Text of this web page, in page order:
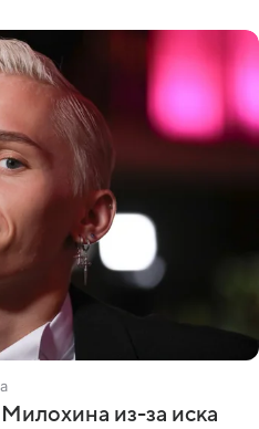
из-за иска